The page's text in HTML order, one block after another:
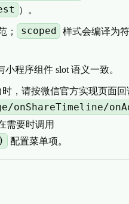
）。
； scoped
样式会编译为
小程序组件 slot 语义一致。
，请按微信官方实现页面回
onShareTimeline/
需要时调用
配置菜单项。